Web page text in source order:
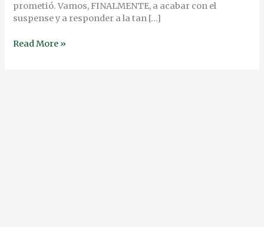
prometió. Vamos, FINALMENTE, a acabar con el
suspense y a responder a la tan […]
Read More »